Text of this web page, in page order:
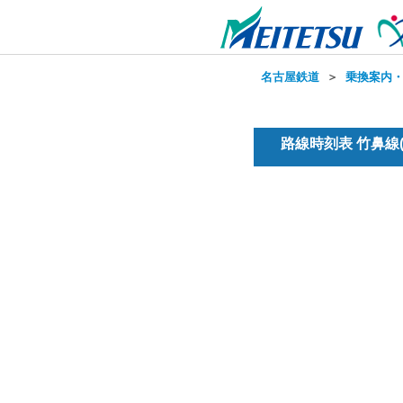
名古屋鉄道 ＞ 乗換案内
路線時刻表 竹鼻